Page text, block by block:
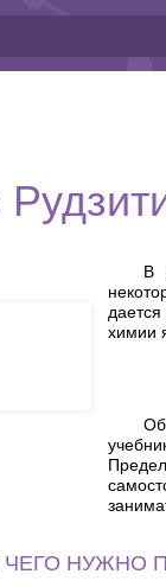
В
химии
ЧЕГО НУЖНО